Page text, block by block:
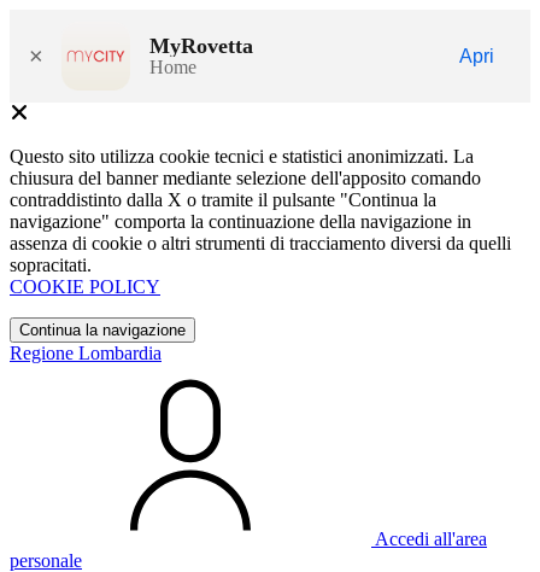
× MyRovetta
Home
Apri
Questo sito utilizza cookie tecnici e statistici anonimizzati. La
chiusura del banner mediante selezione dell'apposito comando
contraddistinto dalla X o tramite il pulsante "Continua la
navigazione" comporta la continuazione della navigazione in
assenza di cookie o altri strumenti di tracciamento diversi da quelli
sopracitati.
COOKIE POLICY
Continua la navigazione
Regione Lombardia
Accedi all'area
personale